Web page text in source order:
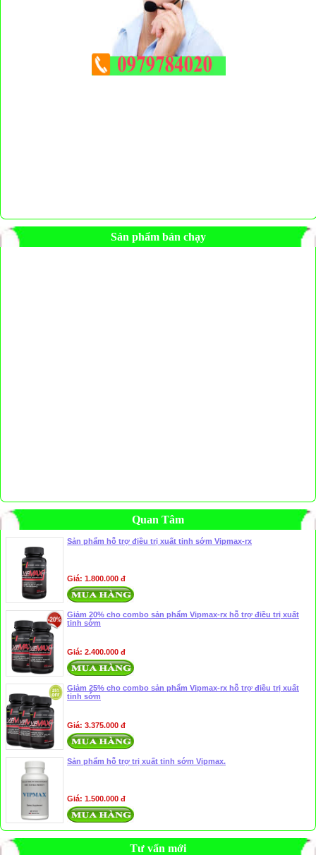
Sản phẩm bán chạy
Quan Tâm
Sản phẩm hỗ trợ điều trị xuất tinh sớm Vipmax-rx
Giá: 1.800.000 đ
Giảm 20% cho combo sản phẩm Vipmax-rx hỗ trợ điều trị xuất
tinh sớm
Giá: 2.400.000 đ
Giảm 25% cho combo sản phẩm Vipmax-rx hỗ trợ điều trị xuất
tinh sớm
Giá: 3.375.000 đ
Sản phẩm hỗ trợ trị xuất tinh sớm Vipmax.
Giá: 1.500.000 đ
Tư vấn mới